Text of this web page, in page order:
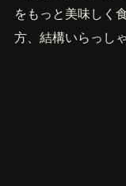
をもっと美味しく
方、結構いらっし